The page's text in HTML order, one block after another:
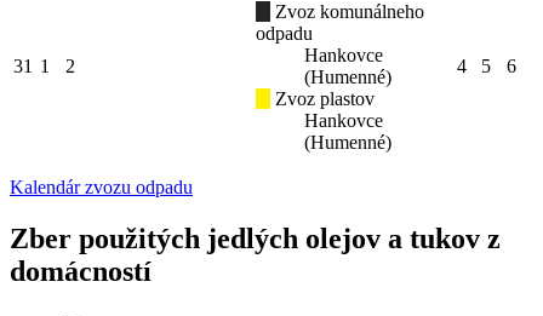
31 1 2
Zvoz komunálneho
odpadu
Hankovce
(Humenné)
Zvoz plastov
Hankovce
(Humenné)
4 5 6
Kalendár zvozu odpadu
Zber použitých jedlých olejov a tukov z
domácností